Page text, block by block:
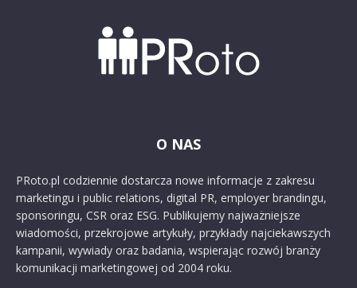
O NAS
PRoto.pl codziennie dostarcza nowe informacje z zakresu
marketingu i public relations, digital PR, employer brandingu,
sponsoringu, CSR oraz ESG. Publikujemy najważniejsze
wiadomości, przekrojowe artykuły, przykłady najciekawszych
kampanii, wywiady oraz badania, wspierając rozwój branży
komunikacji marketingowej od 2004 roku.